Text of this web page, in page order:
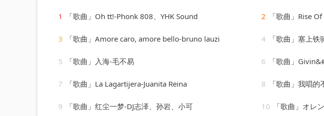
1 「歌曲」Oh tt!-Phonk 808、YHK Sound 2 「歌曲」Rise
3 「歌曲」Amore caro, amore bello-bruno lauzi 4 「歌曲」塞上
5 「歌曲」入海-毛不易 6 「歌曲」Givin&#39; You
7 「歌曲」La Lagartijera-Juanita Reina 8 「歌曲」我唱
9 「歌曲」红尘一梦-DJ志泽、孙岩、小可 10 「歌曲」オレ